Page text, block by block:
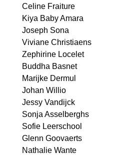
Celine Fraiture
Kiya Baby Amara
Joseph Sona
Viviane Christiaens
Zephirine Locelet
Buddha Basnet
Marijke Dermul
Johan Willio
Jessy Vandijck
Sonja Asselberghs
Sofie Leerschool
Glenn Goovaerts
Nathalie Wante